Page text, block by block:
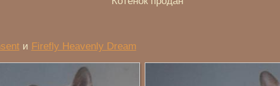
и Firefly Heavenly Dream